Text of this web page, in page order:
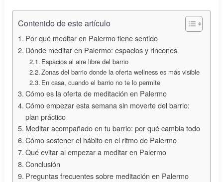
Contenido de este artículo
Por qué meditar en Palermo tiene sentido
Dónde meditar en Palermo: espacios y rincones
Espacios al aire libre del barrio
Zonas del barrio donde la oferta wellness es más visible
En casa, cuando el barrio no te lo permite
Cómo es la oferta de meditación en Palermo
Cómo empezar esta semana sin moverte del barrio:
plan práctico
Meditar acompañado en tu barrio: por qué cambia todo
Cómo sostener el hábito en el ritmo de Palermo
Qué evitar al empezar a meditar en Palermo
Conclusión
Preguntas frecuentes sobre meditación en Palermo